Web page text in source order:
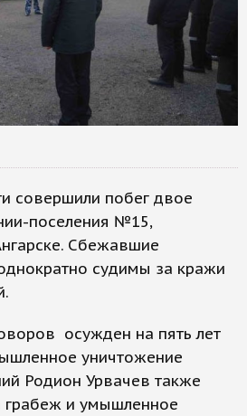
совершили побег двое
поселения №15,
Сбежавшие
судимы за кражи
осужден на пять лет
уничтожение
Родион Урвачев также
грабеж и умышленное